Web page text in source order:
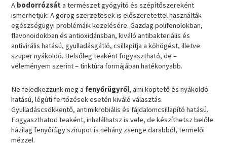
A bodorrózsát a természet gyógyító és szépítőszereként
ismerhetjük. A görög szerzetesek is előszeretettel használták
egészségügyi problémáik kezelésére. Gazdag polifenolokban,
flavonoidokban és antioxidánsban, kiváló antibakteriális és
antivirális hatású, gyulladásgátló, csillapítja a köhögést, illetve
szuper nyákoldó. Belsőleg teaként fogyasztható, de –
véleményem szerint – tinktúra formájában hatékonyabb.
Ne feledkezzünk meg a fenyőrügyről, ami köptető és nyákoldó
hatású, légúti fertőzések esetén kiváló választás.
Gyulladáscsökkentő, antimikrobiális és fájdalomcsillapító hatású.
Fogyaszthatod teaként, inhalálhatsz is vele, de készíthetsz belőle
házilag fenyőrügy szirupot is néhány zsenge darabból, termelői
mézzel.